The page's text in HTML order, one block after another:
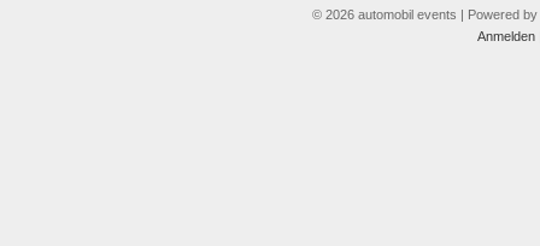
© 2026 automobil events | Powered by
Anmelden|